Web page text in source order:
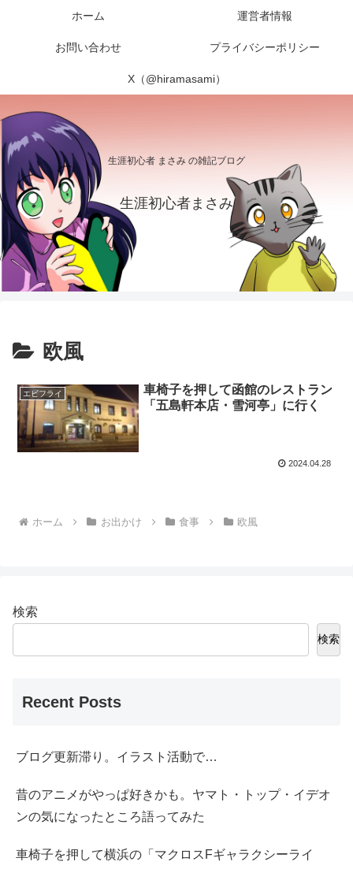
生涯初心者 まさみ の雑記ブログ
生涯初心者まさみ
ホーム 運営者情報
お問い合わせ プライバシーポリシー
X（@hiramasami）
欧風
エビフライ
車椅子を押して函館のレストラン
「五島軒本店・雪河亭」に行く
2024.04.28
ホーム お出かけ 食事 欧風
検索
検索
Recent Posts
ブログ更新滞り。イラスト活動で…
昔のアニメがやっぱ好きかも。ヤマト・トップ・イデオ
ンの気になったところ語ってみた
車椅子を押して横浜の「マクロスFギャラクシーライ